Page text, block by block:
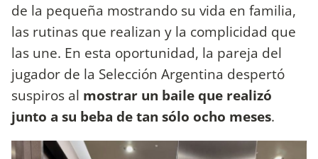
de la pequeña mostrando su vida en familia,
las rutinas que realizan y la complicidad que
las une. En esta oportunidad, la pareja del
jugador de la Selección Argentina despertó
suspiros al mostrar un baile que realizó
junto a su beba de tan sólo ocho meses.